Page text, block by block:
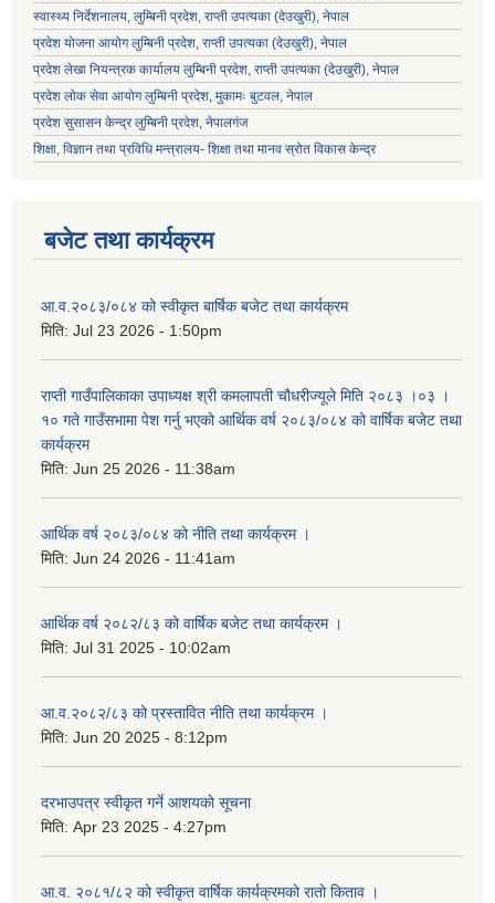
स्वास्थ्य निर्देशनालय, लुम्बिनी प्रदेश, राप्ती उपत्यका (देउखुरी), नेपाल
प्रदेश योजना आयोग लुम्बिनी प्रदेश, राप्ती उपत्यका (देउखुरी), नेपाल
प्रदेश लेखा नियन्त्रक कार्यालय लुम्बिनी प्रदेश, राप्ती उपत्यका (देउखुरी), नेपाल
प्रदेश लोक सेवा आयोग लुम्बिनी प्रदेश, मुकामः बुटवल, नेपाल
प्रदेश सुसासन केन्द्र लुम्बिनी प्रदेश, नेपालगंज
शिक्षा, विज्ञान तथा प्रविधि मन्त्रालय- शिक्षा तथा मानव स्रोत विकास केन्द्र
बजेट तथा कार्यक्रम
आ.व.२०८३/०८४ को स्वीकृत बार्षिक बजेट तथा कार्यक्रम
मिति: Jul 23 2026 - 1:50pm
राप्ती गाउँपालिकाका उपाध्यक्ष श्री कमलापती चौधरीज्यूले मिति २०८३ ।०३ ।
१० गते गाउँसभामा पेश गर्नु भएको आर्थिक वर्ष २०८३/०८४ को वार्षिक बजेट तथा
कार्यक्रम
मिति: Jun 25 2026 - 11:38am
आर्थिक वर्ष २०८३/०८४ को नीति तथा कार्यक्रम ।
मिति: Jun 24 2026 - 11:41am
आर्थिक वर्ष २०८२/८३ को वार्षिक बजेट तथा कार्यक्रम ।
मिति: Jul 31 2025 - 10:02am
आ.व.२०८२/८३ को प्रस्तावित नीति तथा कार्यक्रम ।
मिति: Jun 20 2025 - 8:12pm
दरभाउपत्र स्वीकृत गर्ने आशयकाे सूचना
मिति: Apr 23 2025 - 4:27pm
आ.व. २०८१/८२ को स्वीकृत वार्षिक कार्यक्रमको रातो किताव ।